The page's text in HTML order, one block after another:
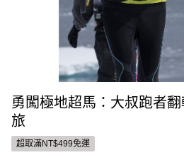
勇闖極地超馬：大叔跑者
旅
超取滿NT$499免運